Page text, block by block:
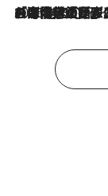
2026.8.3
「今後値上げがあるとすれば…」「リスクがあるのは今年の冬」エネルギー専門家が語る、ホルムズ海峡封鎖が家庭にもたらす“ある心配”